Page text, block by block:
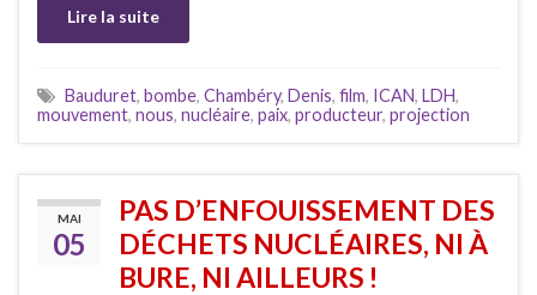
Lire la suite
Bauduret, bombe, Chambéry, Denis, film, ICAN, LDH,
mouvement, nous, nucléaire, paix, producteur, projection
MAI
05
PAS D’ENFOUISSEMENT DES
DÉCHETS NUCLÉAIRES, NI À
BURE, NI AILLEURS !